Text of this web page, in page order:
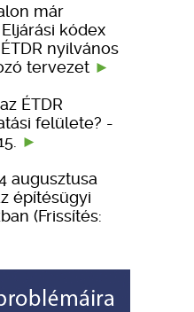
már
kódex
nyilvános
tervezet
ÉTDR
felülete? -
augusztusa
építésügyi
(Frissítés: